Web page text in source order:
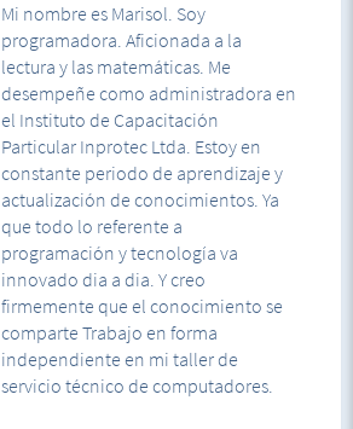
Mi nombre es Marisol. Soy
programadora. Aficionada a la
lectura y las matemáticas. Me
desempeñe como administradora en
el Instituto de Capacitación
Particular Inprotec Ltda. Estoy en
constante periodo de aprendizaje y
actualización de conocimientos. Ya
que todo lo referente a
programación y tecnología va
innovado dia a dia. Y creo
firmemente que el conocimiento se
comparte Trabajo en forma
independiente en mi taller de
servicio técnico de computadores.